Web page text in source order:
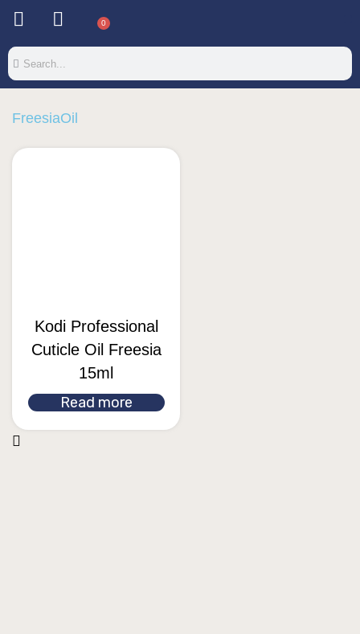
0
FreesiaOil
Kodi Professional
Cuticle Oil Freesia
15ml
Read more